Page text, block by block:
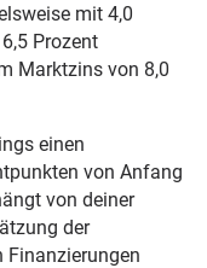
mit 4,0
Prozent
Marktzins von 8,0
einen
von Anfang
von deiner
der